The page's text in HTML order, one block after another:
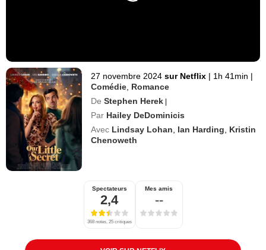
27 novembre 2024 sur Netflix | 1h 41min |
Comédie Romance
De Stephen Herek |
Par Hailey DeDominicis
Avec Lindsay Lohan Ian Harding
Kristin
Chenoweth
Spectateurs
2,4
368 notes, 25 critiques
Mes amis
--